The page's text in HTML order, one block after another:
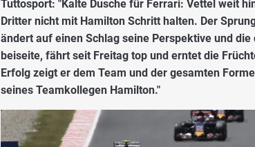
Tuttosport: "Kalte Dusche für Ferrari: Vettel weit
Dritter nicht mit Hamilton Schritt halten. Der
ändert auf einen Schlag seine Perspektive und
beiseite, fährt seit Freitag top und erntet die
Erfolg zeigt er dem Team und der gesamten
seines Teamkollegen Hamilton."